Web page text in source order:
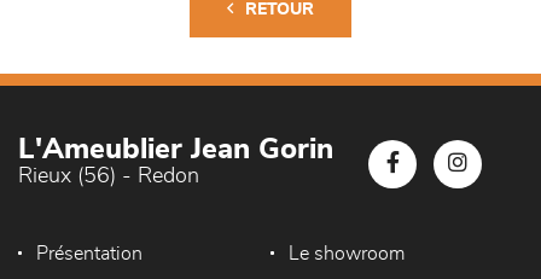
RETOUR
L'Ameublier Jean Gorin
Rieux (56) - Redon
Présentation Le showroom